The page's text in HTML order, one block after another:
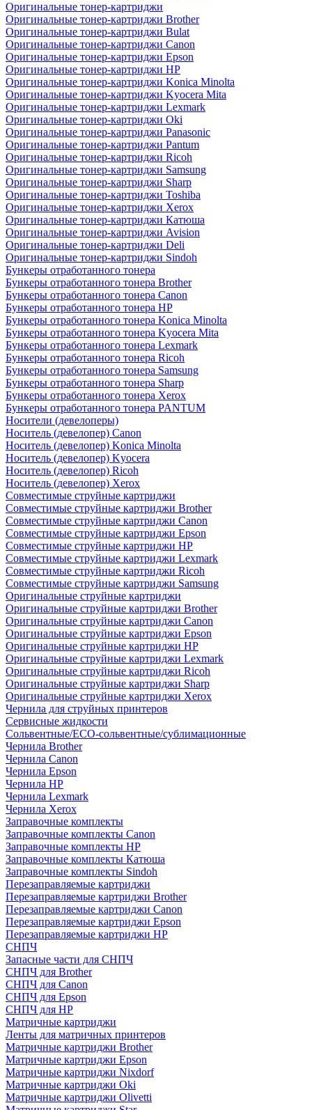
Оригинальные тонер-картриджи
Оригинальные тонер-картриджи Brother
Оригинальные тонер-картриджи Bulat
Оригинальные тонер-картриджи Canon
Оригинальные тонер-картриджи Epson
Оригинальные тонер-картриджи HP
Оригинальные тонер-картриджи Konica Minolta
Оригинальные тонер-картриджи Kyocera Mita
Оригинальные тонер-картриджи Lexmark
Оригинальные тонер-картриджи Oki
Оригинальные тонер-картриджи Panasonic
Оригинальные тонер-картриджи Pantum
Оригинальные тонер-картриджи Ricoh
Оригинальные тонер-картриджи Samsung
Оригинальные тонер-картриджи Sharp
Оригинальные тонер-картриджи Toshiba
Оригинальные тонер-картриджи Xerox
Оригинальные тонер-картриджи Катюша
Оригинальные тонер-картриджи Avision
Оригинальные тонер-картриджи Deli
Оригинальные тонер-картриджи Sindoh
Бункеры отработанного тонера
Бункеры отработанного тонера Brother
Бункеры отработанного тонера Canon
Бункеры отработанного тонера HP
Бункеры отработанного тонера Konica Minolta
Бункеры отработанного тонера Kyocera Mita
Бункеры отработанного тонера Lexmark
Бункеры отработанного тонера Ricoh
Бункеры отработанного тонера Samsung
Бункеры отработанного тонера Sharp
Бункеры отработанного тонера Xerox
Бункеры отработанного тонера PANTUM
Носители (девелоперы)
Носитель (девелопер) Canon
Носитель (девелопер) Konica Minolta
Носитель (девелопер) Kyocera
Носитель (девелопер) Ricoh
Носитель (девелопер) Xerox
Совместимые струйные картриджи
Совместимые струйные картриджи Brother
Совместимые струйные картриджи Canon
Совместимые струйные картриджи Epson
Совместимые струйные картриджи HP
Совместимые струйные картриджи Lexmark
Совместимые струйные картриджи Ricoh
Совместимые струйные картриджи Samsung
Оригинальные струйные картриджи
Оригинальные струйные картриджи Brother
Оригинальные струйные картриджи Canon
Оригинальные струйные картриджи Epson
Оригинальные струйные картриджи HP
Оригинальные струйные картриджи Lexmark
Оригинальные струйные картриджи Ricoh
Оригинальные струйные картриджи Sharp
Оригинальные струйные картриджи Xerox
Чернила для струйных принтеров
Сервисные жидкости
Сольвентные/ECO-сольвентные/сублимационные
Чернила Brother
Чернила Canon
Чернила Epson
Чернила HP
Чернила Lexmark
Чернила Xerox
Заправочные комплекты
Заправочные комплекты Canon
Заправочные комплекты HP
Заправочные комплекты Катюша
Заправочные комплекты Sindoh
Перезаправляемые картриджи
Перезаправляемые картриджи Brother
Перезаправляемые картриджи Canon
Перезаправляемые картриджи Epson
Перезаправляемые картриджи HP
СНПЧ
Запасные части для СНПЧ
СНПЧ для Brother
СНПЧ для Canon
СНПЧ для Epson
СНПЧ для HP
Матричные картриджи
Ленты для матричных принтеров
Матричные картриджи Brother
Матричные картриджи Epson
Матричные картриджи Nixdorf
Матричные картриджи Oki
Матричные картриджи Olivetti